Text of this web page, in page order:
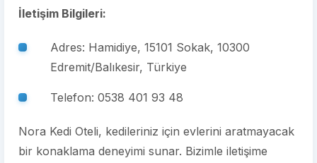
İletişim Bilgileri:
Adres: Hamidiye, 15101 Sokak, 10300
Edremit/Balıkesir, Türkiye
Telefon: 0538 401 93 48
Nora Kedi Oteli, kedileriniz için evlerini aratmayacak
bir konaklama deneyimi sunar. Bizimle iletişime